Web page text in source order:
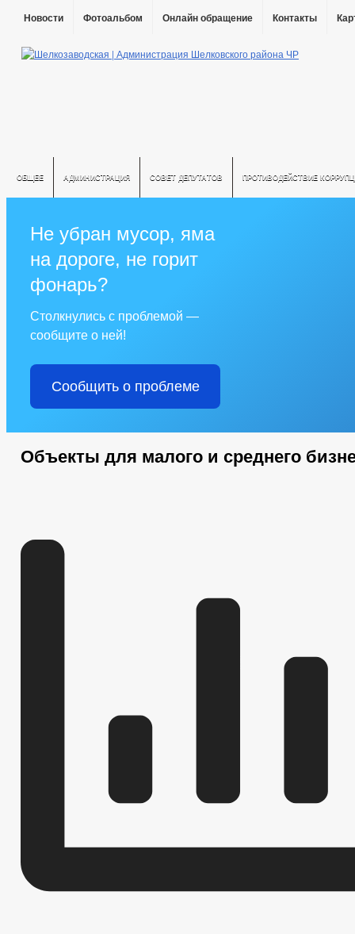
Новости Фотоальбом Онлайн обращение Контакты
ОБЩЕЕ АДМИНИСТРАЦИЯ СОВЕТ ДЕПУТАТОВ ПРОТИВОДЕЙСТВИЕ
Не убран мусор, яма
на дороге, не горит
фонарь?
Столкнулись с проблемой —
сообщите о ней!
Сообщить о проблеме
Объекты для малого и среднего